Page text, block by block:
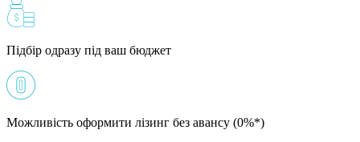
Підбір одразу під ваш бюджет
Можливість оформити лізинг без авансу (0%*)